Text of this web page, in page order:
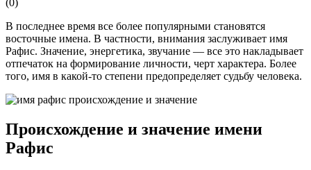
В последнее время все более популярными становятся
восточные имена. В частности, внимания заслуживает имя
Рафис. Значение, энергетика, звучание — все это накладывает
отпечаток на формирование личности, черт характера. Более
того, имя в какой-то степени предопределяет судьбу человека.
Происхождение и значение имени
Рафис